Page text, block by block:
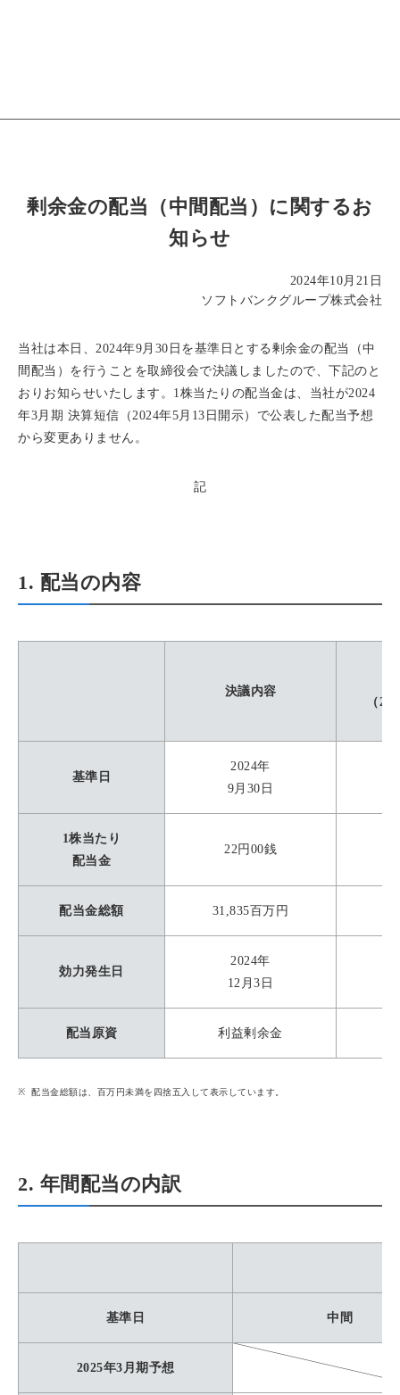
剰余金の配当（中間配当）に関するお
知らせ
2024年10月21日
ソフトバンクグループ株式会社
当社は本日、2024年9月30日を基準日とする剰余金の配当（中
間配当）を行うことを取締役会で決議しましたので、下記のと
おりお知らせいたします。1株当たりの配当金は、当社が2024
年3月期 決算短信（2024年5月13日開示）で公表した配当予想
から変更ありません。
記
1. 配当の内容
決議内容
（
基準日
2024年
9月30日
1株当たり
配当金
22円00銭
配当金総額 31,835百万円
効力発生日
2024年
12月3日
配当原資 利益剰余金
配当金総額は、百万円未満を四捨五入して表示しています。
2. 年間配当の内訳
基準日 中間
2025年3月期予想